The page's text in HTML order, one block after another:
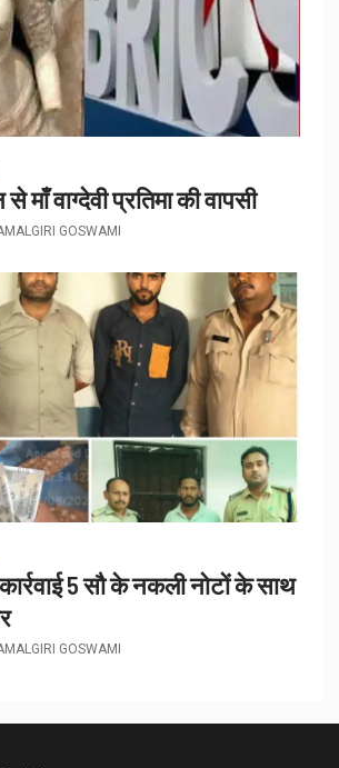
माँ वाग्देवी प्रतिमा की वापसी
GOSWAMI
5 सौ के नकली नोटों के साथ
GOSWAMI